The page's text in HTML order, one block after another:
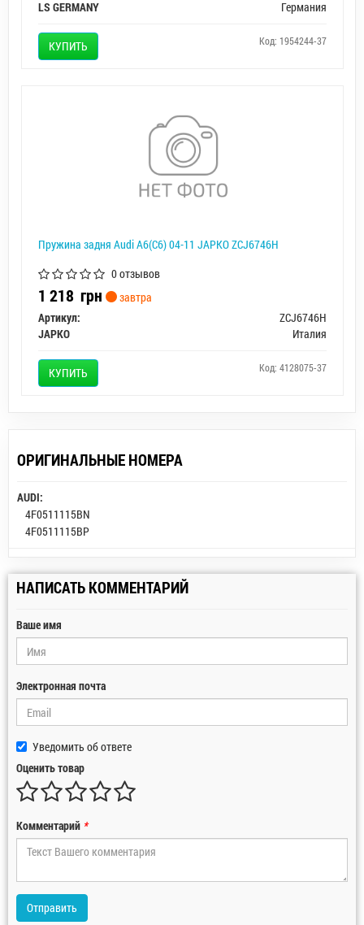
LS GERMANY
Германия
КУПИТЬ Код: 1954244-37
Пружина задня Audi A6(C6) 04-11 JAPKO ZCJ6746H
0 отзывов
1 218 грн
завтра
Артикул:
ZCJ6746H
JAPKO
Италия
КУПИТЬ Код: 4128075-37
ОРИГИНАЛЬНЫЕ НОМЕРА
AUDI:
4F0511115BN
4F0511115BP
НАПИСАТЬ КОММЕНТАРИЙ
Ваше имя
Электронная почта
Уведомить об ответе
Оценить товар
Комментарий *
Отправить